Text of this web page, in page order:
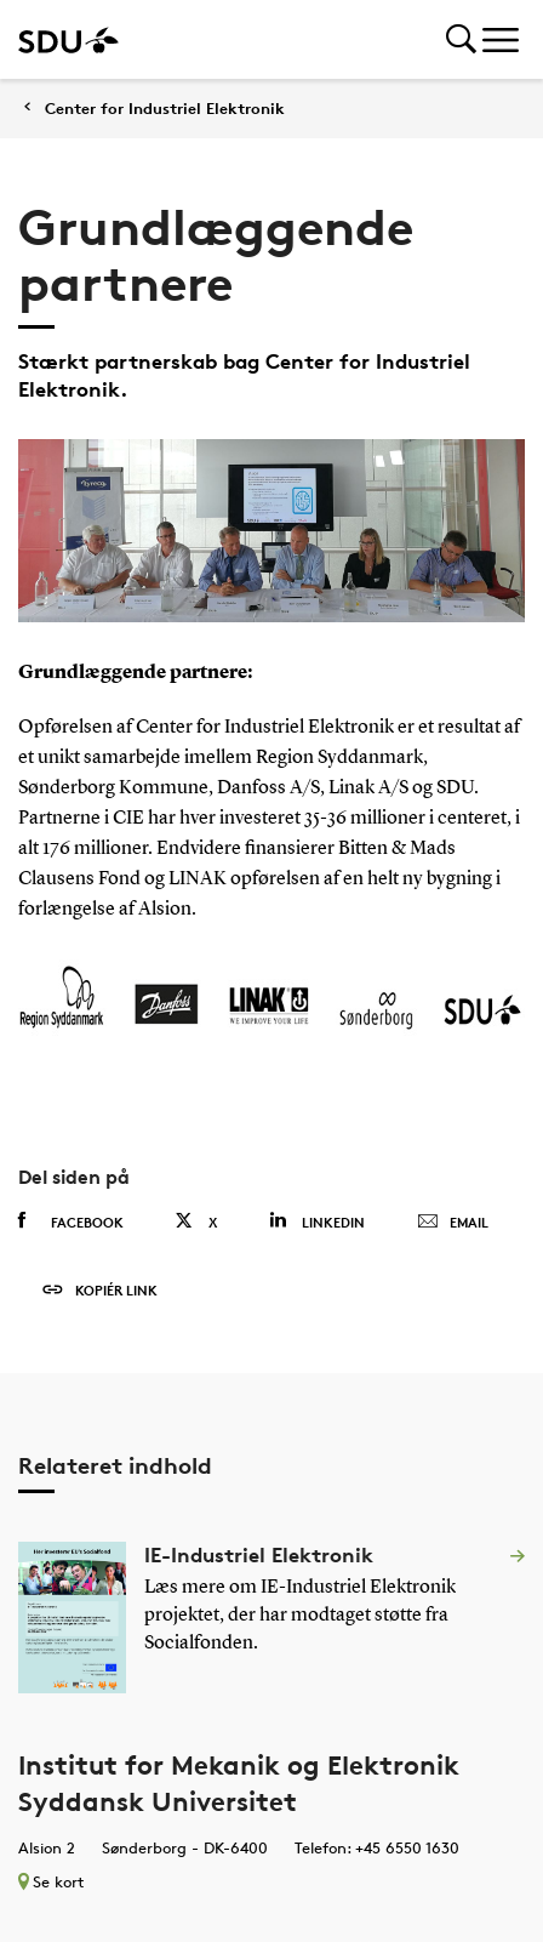
Center for Industriel Elektronik
Grundlæggende
partnere
Stærkt partnerskab bag Center for Industriel
Elektronik.
Grundlæggende partnere:
Opførelsen af Center for Industriel Elektronik er et resultat af
et unikt samarbejde imellem Region Syddanmark,
Sønderborg Kommune, Danfoss A/S, Linak A/S og SDU.
Partnerne i CIE har hver investeret 35-36 millioner i centeret, i
alt 176 millioner. Endvidere finansierer Bitten & Mads
Clausens Fond og LINAK opførelsen af en helt ny bygning i
forlængelse af Alsion.
Del siden på
FACEBOOK X LINKEDIN EMAIL
KOPIÉR LINK
Relateret indhold
IE-Industriel Elektronik
Læs mere om IE-Industriel Elektronik
projektet, der har modtaget støtte fra
Socialfonden.
Institut for Mekanik og Elektronik
Syddansk Universitet
Alsion 2 Sønderborg - DK-6400
Telefon: +45 6550 1630
Se kort